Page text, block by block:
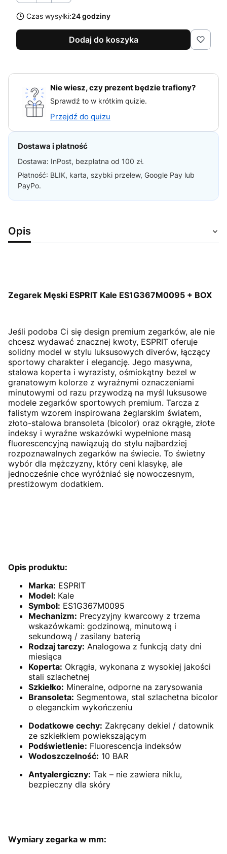
Czas wysyłki:24 godziny
Dodaj do koszyka
Nie wiesz, czy prezent będzie trafiony?
Sprawdź to w krótkim quizie.
Przejdź do quizu
Dostawa i płatność
Dostawa: InPost, bezpłatna od 100 zł.
Płatność: BLIK, karta, szybki przelew, Google Pay lub
PayPo.
Opis
Zegarek Męski ESPRIT Kale ES1G367M0095 + BOX
Jeśli podoba Ci się design premium zegarków, ale nie
chcesz wydawać znacznej kwoty, ESPRIT oferuje
solidny model w stylu luksusowych diverów, łączący
sportowy charakter i elegancję. Jego masywna,
stalowa koperta i wyrazisty, ośmiokątny bezel w
granatowym kolorze z wyraźnymi oznaczeniami
minutowymi od razu przywodzą na myśl luksusowe
modele zegarków sportowych premium. Tarcza z
falistym wzorem inspirowana żeglarskim światem,
złoto-stalowa bransoleta (bicolor) oraz okrągłe, złote
indeksy i wyraźne wskazówki wypełnione masą
fluorescencyjną nawiązują do stylu najbardziej
rozpoznawalnych zegarków na świecie. To świetny
wybór dla mężczyzny, który ceni klasykę, ale
jednocześnie chce wyróżniać się nowoczesnym,
prestiżowym dodatkiem.
Opis produktu:
Marka: ESPRIT
Model: Kale
Symbol: ES1G367M0095
Mechanizm: Precyzyjny kwarcowy z trzema
wskazówkami: godzinową, minutową i
sekundową / zasilany baterią
Rodzaj tarczy: Analogowa z funkcją daty dni
miesiąca
Koperta: Okrągła, wykonana z wysokiej jakości
stali szlachetnej
Szkiełko: Mineralne, odporne na zarysowania
Bransoleta: Segmentowa, stal szlachetna bicolor
o eleganckim wykończeniu
Dodatkowe cechy: Zakręcany dekiel / datownik
ze szkiełkiem powiekszającym
Podświetlenie: Fluorescencja indeksów
Wodoszczelność: 10 BAR
Antyalergiczny: Tak – nie zawiera niklu,
bezpieczny dla skóry
Wymiary zegarka w mm: